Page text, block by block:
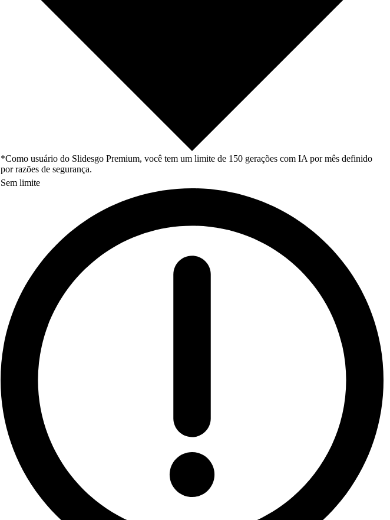
*Como usuário do Slidesgo Premium, você tem um limite de 150 gerações com IA por mês definido
por razões de segurança.
Sem limite